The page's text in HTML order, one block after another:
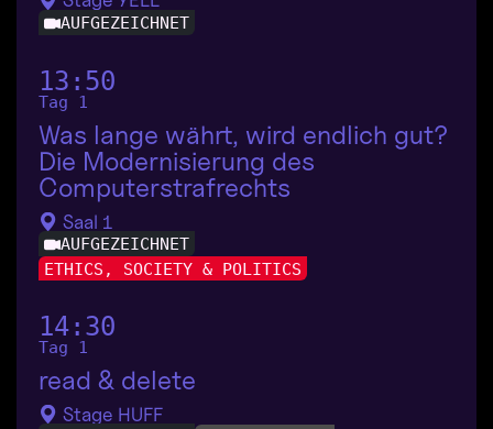
AUFGEZEICHNET
13:50
Tag 1
Was lange währt, wird endlich gut?
Die Modernisierung des
Computerstrafrechts
Saal 1
AUFGEZEICHNET
ETHICS, SOCIETY & POLITICS
14:30
Tag 1
read & delete
Stage HUFF